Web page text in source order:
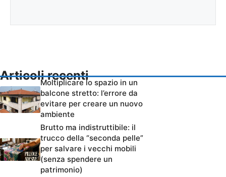
Articoli recenti
Moltiplicare lo spazio in un
balcone stretto: l’errore da
evitare per creare un nuovo
ambiente
Brutto ma indistruttibile: il
trucco della “seconda pelle”
per salvare i vecchi mobili
(senza spendere un
patrimonio)